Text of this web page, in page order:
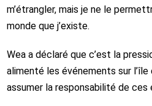
m’étrangler, mais je ne le
monde que j’existe.
Wea a déclaré que c’est la
alimenté les événements sur l’île
assumer la responsabilité de ces